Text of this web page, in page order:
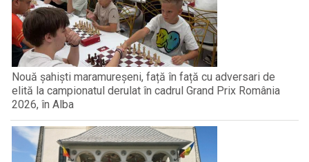
Nouă șahiști maramureșeni, față în față cu adversari de
elită la campionatul derulat în cadrul Grand Prix România
2026, în Alba